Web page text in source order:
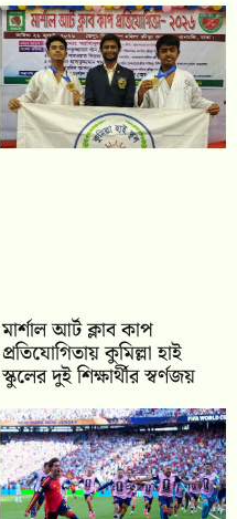
মার্শাল আর্ট ক্লাব কাপ
প্রতিযোগিতায় কুমিল্লা হাই
স্কুলের দুই শিক্ষার্থীর স্বর্ণজয়